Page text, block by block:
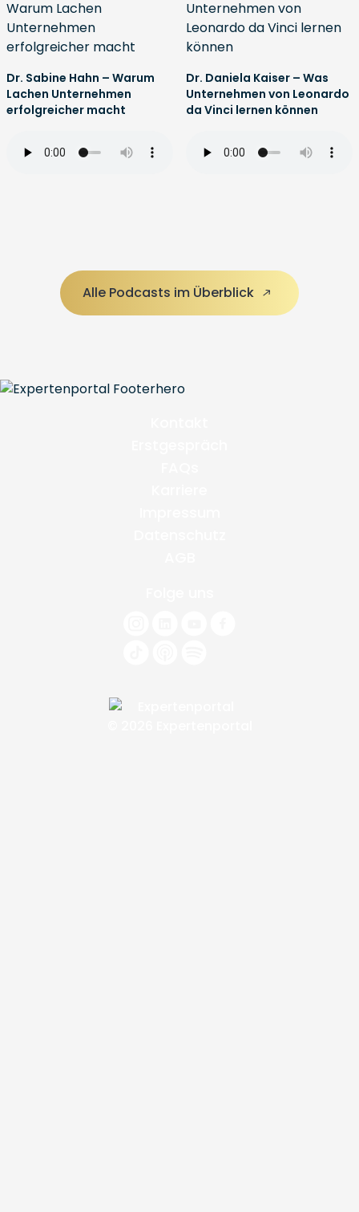
Dr. Sabine Hahn – Warum
Lachen Unternehmen
erfolgreicher macht
Dr. Daniela Kaiser – Was
Unternehmen von Leonardo
da Vinci lernen können
Alle Podcasts im Überblick